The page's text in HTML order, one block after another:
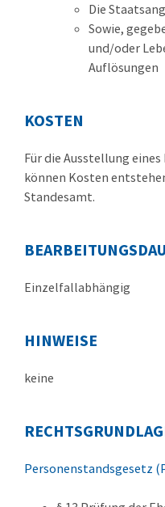
Die
Sowie,
und/oder
Auflösungen
KOSTEN
Für die Ausstellung
können Kosten
Standesamt.
Einzelfallabhängig
HINWEISE
keine
Personenstandsgesetz